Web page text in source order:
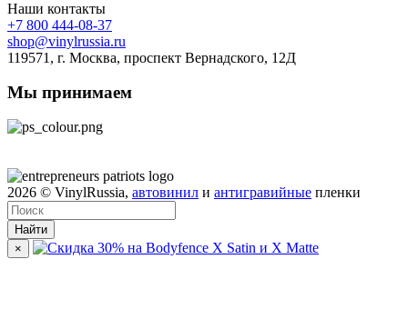
Наши контакты
+7 800 444-08-37
shop@vinylrussia.ru
119571, г. Москва, проспект Вернадского, 12Д
Мы принимаем
2026 © VinylRussia, автовинил и антигравийные пленки
Найти
×